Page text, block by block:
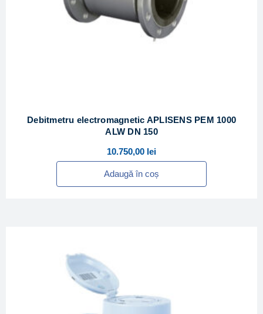
Debitmetru electromagnetic APLISENS PEM 1000
ALW DN 150
10.750,00 lei
Adaugă în coș